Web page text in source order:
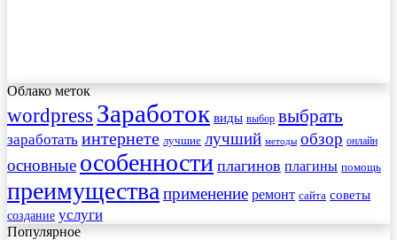
Облако меток
wordpress Заработок виды выбор выбрать
заработать интернете лучшие лучший методы обзор онлайн
основные особенности плагинов плагины помощь
преимущества применение ремонт сайта советы
создание услуги
Популярное